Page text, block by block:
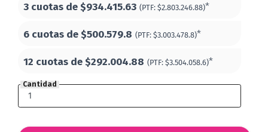
3 cuotas de$934.415.63 (PTF: $2.803.246.88)*
6 cuotas de$500.579.8 (PTF: $3.003.478.8)*
12 cuotas de$292.004.88 (PTF: $3.504.058.6)*
Cantidad